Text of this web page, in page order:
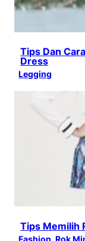
Tips Dan
Dress
Legging
Tips Memilih
Fashion , Rok